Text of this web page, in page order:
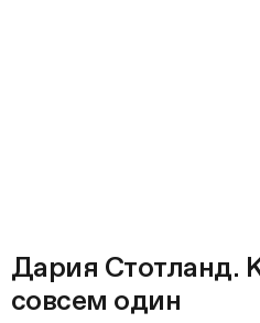
Дария Стотланд.
совсем один